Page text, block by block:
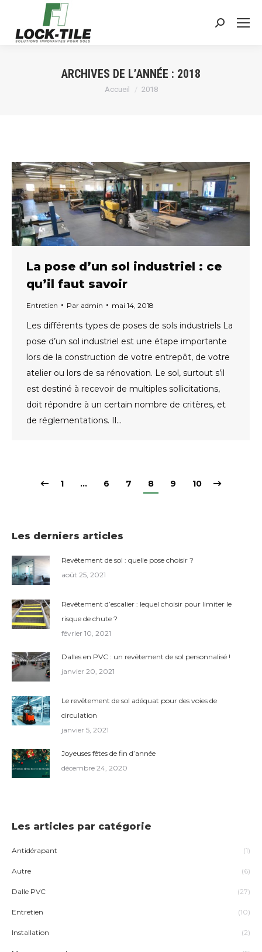
Search:
ARCHIVES DE L’ANNÉE : 2018
Vous êtes ici :
Accueil 2018
La pose d’un sol industriel : ce
qu’il faut savoir
Entretien Par admin mai 14, 2018
Les différents types de poses de sols industriels La
pose d’un sol industriel est une étape importante
lors de la construction de votre entrepôt, de votre
atelier ou lors de sa rénovation. Le sol, surtout s’il
est destiné à recevoir de multiples sollicitations,
doit répondre à un certain nombre de critères, et
de réglementations. Il…
1 … 6 7 8 9 10
Les derniers articles
Revêtement de sol : quelle pose choisir ?
août 25, 2021
Revêtement d’escalier : lequel choisir pour limiter le
risque de chute ?
février 10, 2021
Dalles en PVC : un revêtement de sol personnalisé !
janvier 20, 2021
Le revêtement de sol adéquat pour des voies de
circulation
janvier 5, 2021
Joyeuses fêtes de fin d’année
décembre 24, 2020
Les articles par catégorie
Antidérapant (1)
Autre (6)
Dalle PVC (27)
Entretien (10)
Installation (2)